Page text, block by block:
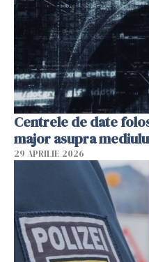
Centrele de date
major asupra
29 APRILIE 2026